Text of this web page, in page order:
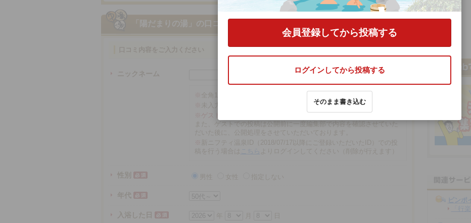
「陽だまりの湯」 の口コミをする
ニックネーム
※ 全角16文字以内
※
※ゲストでの投稿は、再編集や削除ができませんので注意ください。
また、ゲストでの投稿は公開前に一度編集部で内容を確認させていた
だいた後に、公開処理をさせていただいております。
※ 新ニフティ温泉ID（2018/07/17以降にご登録いただいたID）での投
稿を行う場合は
こちら よりログインしてください（削除が行えます）
性別 男性 女性 指定しない
年代
入浴した日 年
ピンポ
「行
会員登録してから投稿する
ログインしてから投稿する
そのまま書き込む